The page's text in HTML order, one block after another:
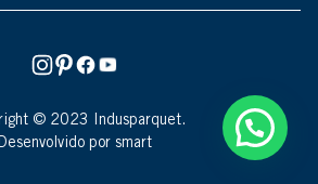
© 2023 Indusparquet.
por smart